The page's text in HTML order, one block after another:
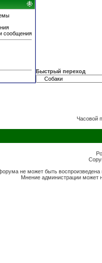
сообщения
Быстрый переход
Часовой
не может быть
Мнение администрации может